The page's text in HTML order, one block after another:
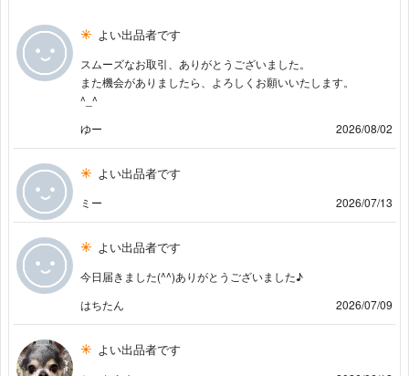
よい出品者です
スムーズなお取引、ありがとうございました。
また機会がありましたら、よろしくお願いいたします。
^_^
ゆー
2026/08/02
よい出品者です
ミー 2026/07/13
よい出品者です
今日届きました(^^)ありがとうございました♪
はちたん
2026/07/09
よい出品者です